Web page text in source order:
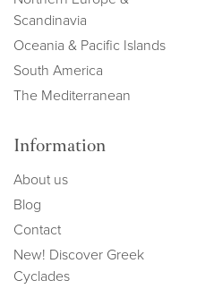
Scandinavia
Oceania & Pacific Islands
South America
The Mediterranean
Information
About us
Blog
Contact
New! Discover Greek
Cyclades